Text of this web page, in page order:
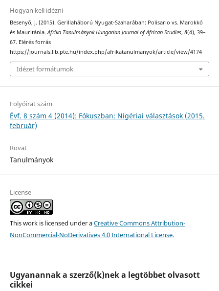
Hogyan kell idézni
Besenyő, J. (2015). Gerillaháború Nyugat-Szaharában: Polisario vs. Marokkó
és Mauritánia. Afrika Tanulmányok Hungarian Journal of African Studies, 8(4), 39–
67. Elérés forrás
https://journals.lib.pte.hu/index.php/afrikatanulmanyok/article/view/4174
Idézet formátumok
Folyóirat szám
Évf. 8 szám 4 (2014): Fókuszban: Nigériai választások (2015.
február)
Rovat
Tanulmányok
License
This work is licensed under aCreative Commons Attribution-
NonCommercial-NoDerivatives 4.0 International License.
Ugyanannak a szerző(k)nek a legtöbbet olvasott
cikkei